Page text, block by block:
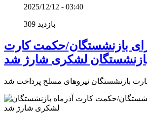
2025/12/12 - 03:40
309 بازدید
بازنشستگان/حکمت کارت
بازنشستگان لشکری شارژ شد